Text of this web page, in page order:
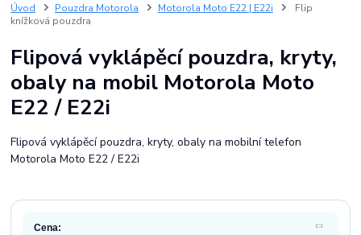
Úvod Pouzdra Motorola Motorola Moto E22 | E22i
Flip
knížková pouzdra
Flipová vyklápěcí pouzdra, kryty,
obaly na mobil Motorola Moto
E22 / E22i
Flipová vyklápěcí pouzdra, kryty, obaly na mobilní telefon
Motorola Moto E22 / E22i
Cena: